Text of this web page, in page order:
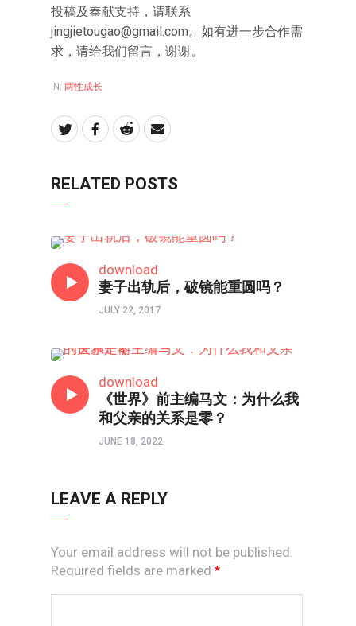
投稿及奉献支持，请联系
jingjietougao@gmail.com。如有进一步合作需
求，请给我们留言，谢谢。
IN: 两性成长
RELATED POSTS
download
妻子出轨后，破镜能重圆吗？
JULY 22, 2017
download
《世界》前主编马文：为什么我
和父亲的关系是零？
JUNE 18, 2022
LEAVE A REPLY
Your email address will not be published.
Required fields are marked *